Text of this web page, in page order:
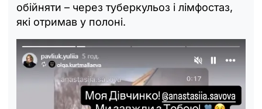
обійняти – через туберкульоз і лімфостаз,
які отримав у полоні.